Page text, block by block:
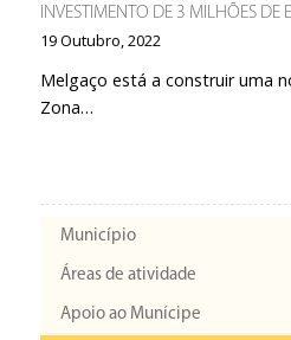
INVESTIMENTO DE 3 MILHÕES DE
19 Outubro, 2022
Melgaço está a construir uma
Zona…
Município
Áreas de atividade
Apoio ao Munícipe